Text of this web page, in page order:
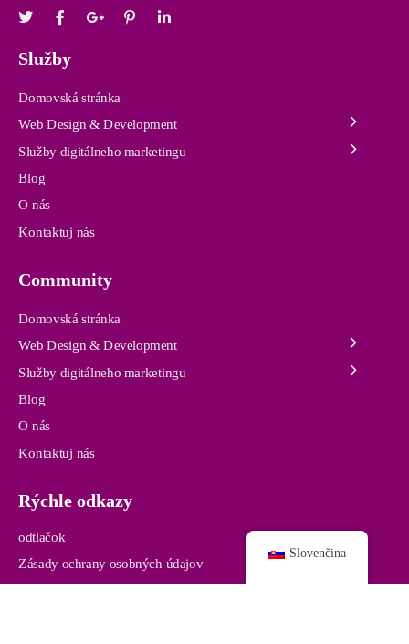
Služby
Domovská stránka
Web Design & Development
Služby digitálneho marketingu
Blog
O nás
Kontaktuj nás
Community
Domovská stránka
Web Design & Development
Služby digitálneho marketingu
Blog
O nás
Kontaktuj nás
Rýchle odkazy
odtlačok
Zásady ochrany osobných údajov
Slovenčina